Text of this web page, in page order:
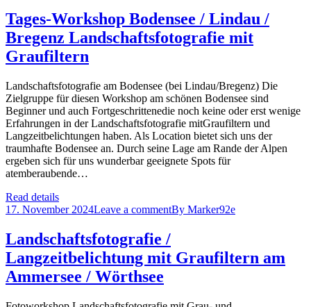
Tages-Workshop Bodensee / Lindau /
Bregenz Landschaftsfotografie mit
Graufiltern
Landschaftsfotografie am Bodensee (bei Lindau/Bregenz) Die
Zielgruppe für diesen Workshop am schönen Bodensee sind
Beginner und auch Fortgeschrittenedie noch keine oder erst wenige
Erfahrungen in der Landschaftsfotografie mitGraufiltern und
Langzeitbelichtungen haben. Als Location bietet sich uns der
traumhafte Bodensee an. Durch seine Lage am Rande der Alpen
ergeben sich für uns wunderbar geeignete Spots für
atemberaubende…
Read details
17. November 2024Leave a commentBy Marker92e
Landschaftsfotografie /
Langzeitbelichtung mit Graufiltern am
Ammersee / Wörthsee